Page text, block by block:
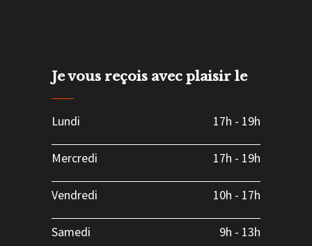
Je vous reçois avec plaisir le
Lundi 17h - 19h
Mercredi 17h - 19h
Vendredi 10h - 17h
Samedi 9h - 13h